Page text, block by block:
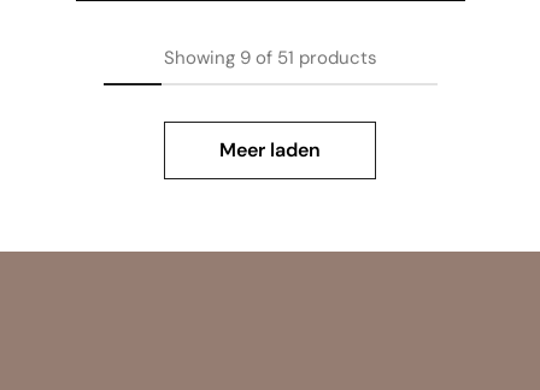
Showing9 of 51 products
Meer laden